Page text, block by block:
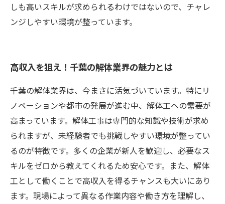
しも高いスキルが求められるわけではないので、チャレ
ンジしやすい環境が整っています。
高収入を狙え！千葉の解体業界の魅力とは
千葉の解体業界は、今まさに活気づいています。特にリ
ノベーションや都市の発展が進む中、解体工への需要が
高まっています。解体工事は専門的な知識や技術が求め
られますが、未経験者でも挑戦しやすい環境が整ってい
るのが特徴です。多くの企業が新人を歓迎し、必要なス
キルをゼロから教えてくれるため安心です。また、解体
工として働くことで高収入を得るチャンスも大いにあり
ます。現場によって異なる作業内容や働き方を理解し、